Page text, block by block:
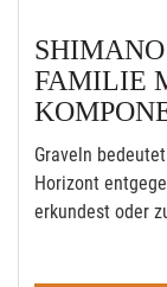
FAMILIE
Graveln
Horizont
erkundest oder